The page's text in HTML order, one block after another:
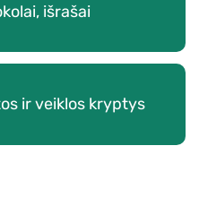
išrašai
ir veiklos kryptys